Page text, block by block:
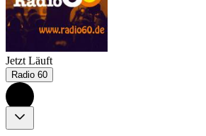
Jetzt Läuft
Radio 60